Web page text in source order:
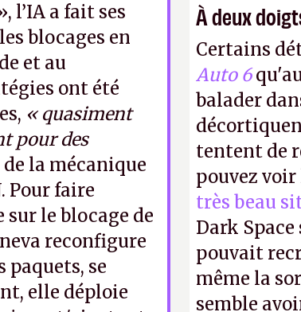
l’IA a fait ses
blocages en
et au
ont été
« quasiment
pour des
de la mécanique
Pour faire
sur le blocage de
reconfigure
paquets, se
elle déploie
À deux
Certains
Auto 6
balader
tentent de
pouvez
très beau
Dark
pouvait
même la
semble